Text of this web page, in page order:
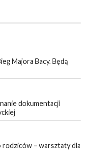
Majora Bacy. Będą
dokumentacji
rodziców – warsztaty dla